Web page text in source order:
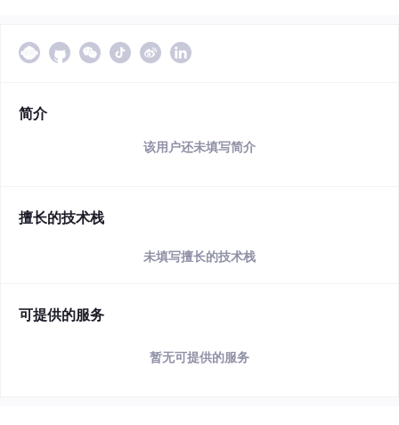
简介
该用户还未填写简介
擅长的技术栈
未填写擅长的技术栈
可提供的服务
暂无可提供的服务